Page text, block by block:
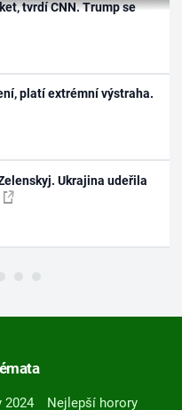
tvrdí CNN. Trump se
platí extrémní výstraha.
Ukrajina udeřila
2024
Nejlepší horory